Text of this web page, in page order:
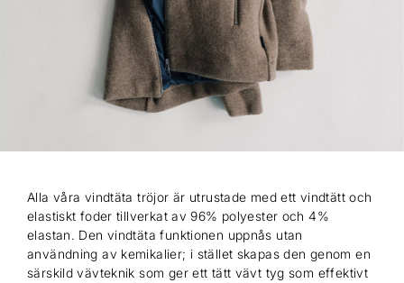
Alla våra vindtäta tröjor är utrustade med ett vindtätt och
elastiskt foder tillverkat av 96% polyester och 4%
elastan. Den vindtäta funktionen uppnås utan
användning av kemikalier; i stället skapas den genom en
särskild vävteknik som ger ett tätt vävt tyg som effektivt